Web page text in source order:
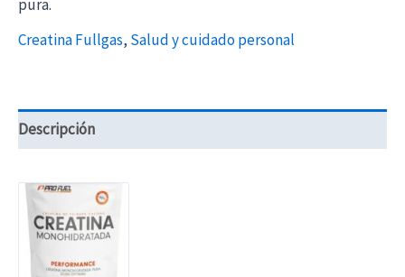
pura.
Creatina Fullgas, Salud y cuidado personal
Descripción